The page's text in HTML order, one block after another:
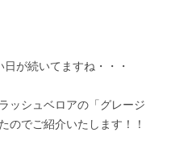
が続いてますね・・・
ッシュベロアの「グレージ
のでご紹介いたします！！